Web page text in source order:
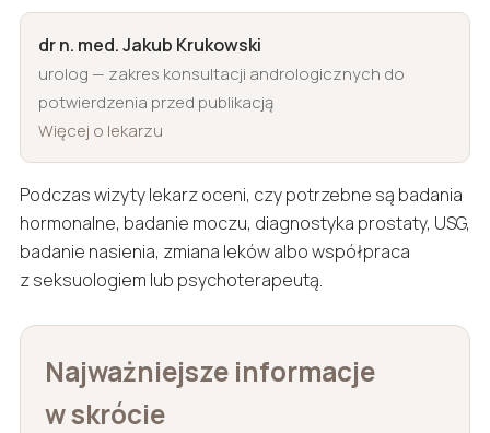
dr n. med. Jakub Krukowski
urolog — zakres konsultacji andrologicznych do
potwierdzenia przed publikacją
Więcej o lekarzu
Podczas wizyty lekarz oceni, czy potrzebne są badania
hormonalne, badanie moczu, diagnostyka prostaty, USG,
badanie nasienia, zmiana leków albo współpraca
z seksuologiem lub psychoterapeutą.
Najważniejsze informacje
w skrócie